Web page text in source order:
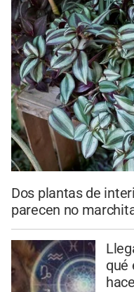
Dos plantas de
parecen no
qué